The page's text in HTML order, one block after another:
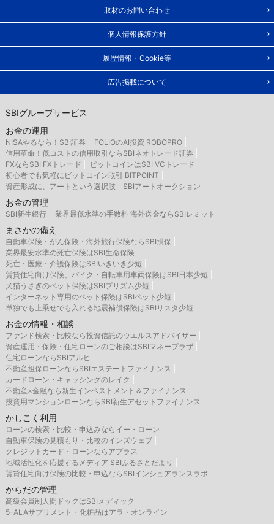
取材のお問い合わせ
個人情報保護方針
履歴情報・Cookie等
広告掲載について
SBIグループサービス
お金の運用
NISAやるなら！SBI証券
FOLIOのAI投資 ROBOPRO
信用革命！低コストの信用取引ならSBIネオトレード証券
FXならSBI FXトレード
ビットコインはSBI VCトレード
初心者でも気軽にビットコイン取引 BITPOINT
資産形成に、アートという選択肢 SBIアートオークション
お金の管理
SBI新生銀行 業界最低水準の手数料 海外送金ならSBIレミット
まさかの備え
自動車保険・がん保険・海外旅行保険ならSBI損保
業界最安水準の死亡保険はSBI生命保険
死亡・医療・介護保険はSBIいきいき少短
賃貸住宅向け保険、バイク・自転車用車両保険はSBI日本少短
犬猫うさぎのペット保険はSBIプリズム少短
インターネット専用のペット保険はSBIペット少短
単独でも上乗せでも入れる地震補償保険はSBIリスタ少短
お金の情報・相談
ファンド検索・比較なら投資信託のウエルスアドバイザー
資産運用・保険・住宅ローンのご相談はSBIマネープラザ
住宅ローンならSBIアルヒ
不動産担保ローンならSBIエステートファイナンス
カードローン・キャッシングのレイク
不動産×金融なら新生インベストメント＆ファイナンス
投資用マンションローンならSBI新生アセットファイナンス
かしこく利用
ローンの検索・比較・申込みならイー・ローン
自動車保険の見積もり・比較のインズウェブ
クレジットカード・ローンならアプラス
地域活性化を応援するメディア SBIふるさとだより
賃貸住宅向け保険の比較・申込ならSBIインシュアランスラボ
からだの管理
高級会員制人間ドックはSBIメディック
5-ALAサプリメント・化粧品はアラ・オンライン